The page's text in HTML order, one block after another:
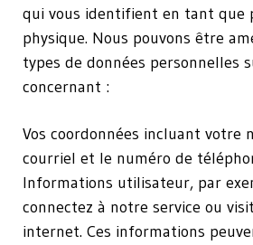
qui vous identifient en tant que
physique. Nous pouvons être
types de données personnelles
concernant :
Vos coordonnées incluant votre
courriel et le numéro de
Informations utilisateur, par
connectez à notre service ou
internet. Ces informations